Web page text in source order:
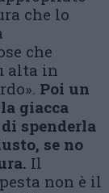
che lo
che
alta in
Poi un
giacca
spenderla
se no
Il
non è il